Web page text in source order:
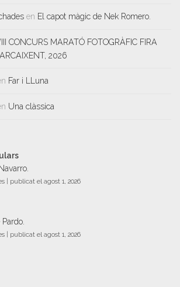
en El capot màgic de Nek Romero.
CONCURS MARATÓ FOTOGRÀFIC FIRA
2026
Far i LLuna
Una clàssica
publicat el agost 1, 2026
Pardo.
publicat el agost 1, 2026